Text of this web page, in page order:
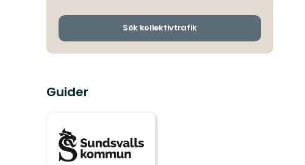
och
Sök kollektivtrafik
Guider